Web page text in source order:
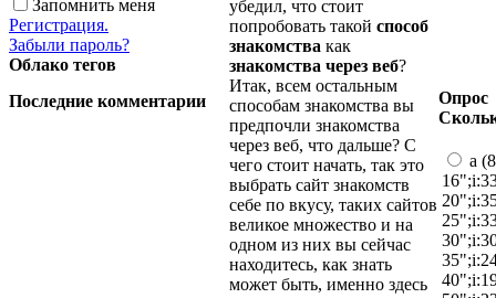
Запомнить меня
Регистрация.
Забыли пароль?
Облако тегов
Последние комментарии
убедил, что стоит
попробовать такой способ
знакомства как
знакомства через веб?
Итак, всем остальным
способам знакомства вы
предпочли знакомства
через веб, что дальше? С
чего стоит начать, так это
выбрать сайт знакомств
себе по вкусу, таких сайтов
великое множество и на
одном из них вы сейчас
находитесь, как знать
может быть, именно здесь
Опрос
a